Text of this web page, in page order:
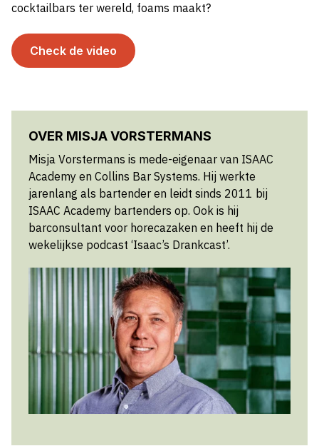
cocktailbars ter wereld, foams maakt?
Check de video
OVER MISJA VORSTERMANS
Misja Vorstermans is mede-eigenaar van ISAAC
Academy en Collins Bar Systems. Hij werkte
jarenlang als bartender en leidt sinds 2011 bij
ISAAC Academy bartenders op. Ook is hij
barconsultant voor horecazaken en heeft hij de
wekelijkse podcast ‘Isaac’s Drankcast’.